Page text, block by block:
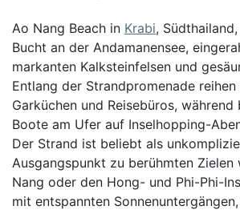
Ao Nang Beach in Krabi,
Bucht an der Andamanensee,
markanten Kalksteinfelsen und
Entlang der Strandpromenade reihen
Garküchen und Reisebüros,
Boote am Ufer auf Inselhopping-
Der Strand ist beliebt als
Ausgangspunkt zu berühmten Zielen
Nang oder den Hong- und Phi-Phi-
mit entspannten